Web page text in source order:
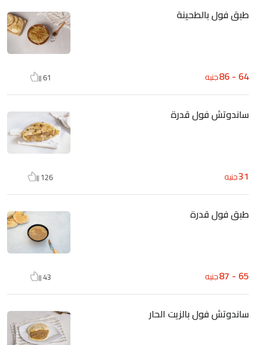
طبق فول بالطحينة
64 - 86 جنيه 61
ساندوتش فول قدرة
31جنيه 126
طبق فول قدرة
65 - 87 جنيه 43
ساندوتش فول بالزيت الحار